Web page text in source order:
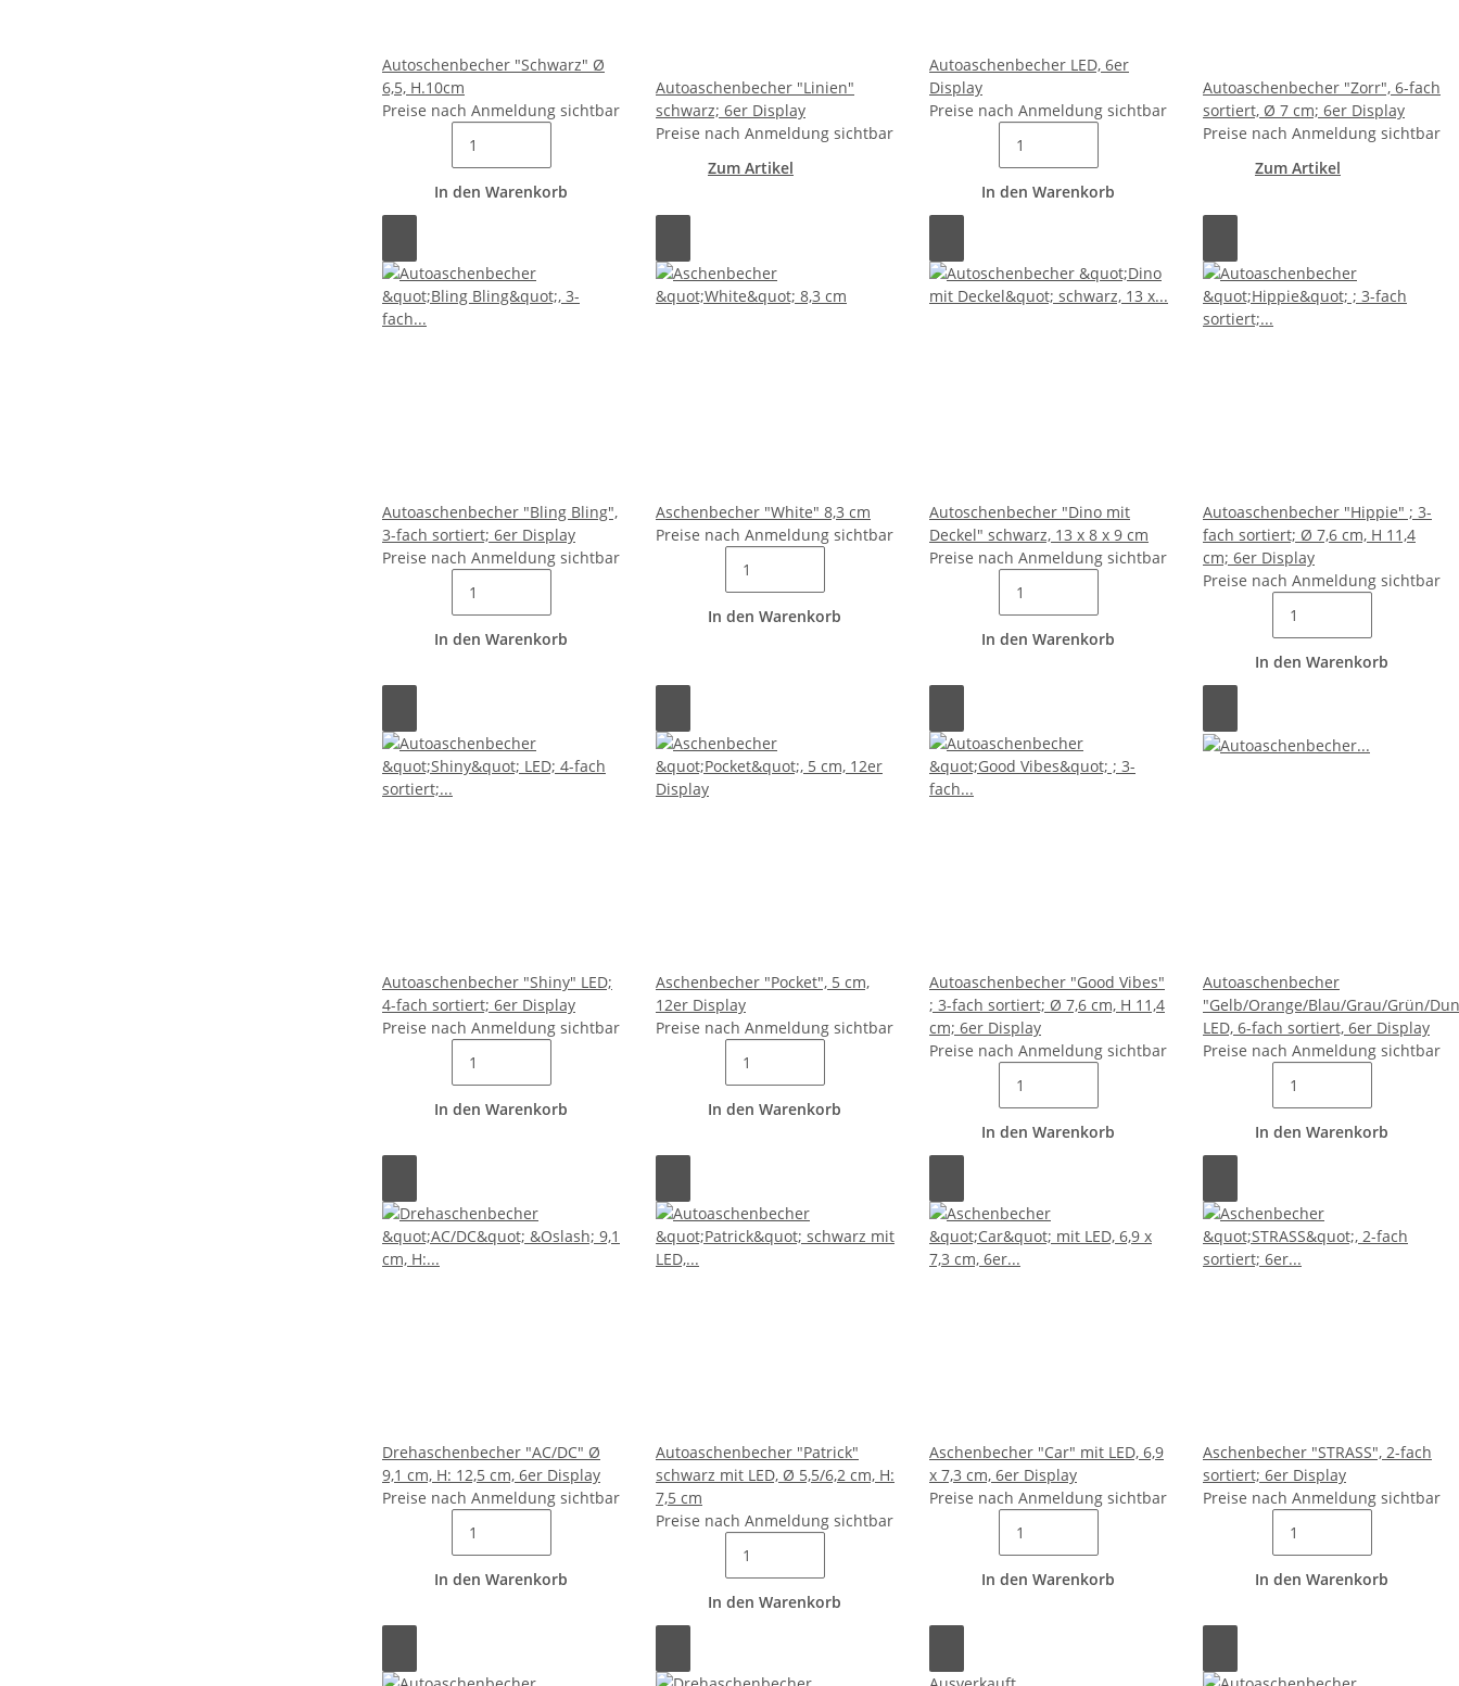
Autoschenbecher "Schwarz" Ø
6,5, H.10cm
Preise nach Anmeldung sichtbar
In den Warenkorb
Autoaschenbecher "Linien"
schwarz; 6er Display
Preise nach Anmeldung sichtbar
Zum Artikel
Autoaschenbecher LED, 6er
Display
Preise nach Anmeldung sichtbar
In den Warenkorb
Autoaschenbecher "Zorr", 6-fach
sortiert, Ø 7 cm; 6er Display
Preise nach Anmeldung sichtbar
Zum Artikel
Autoaschenbecher "Bling Bling",
3-fach sortiert; 6er Display
Preise nach Anmeldung sichtbar
In den Warenkorb
Aschenbecher "White" 8,3 cm
Preise nach Anmeldung sichtbar
In den Warenkorb
Autoschenbecher "Dino mit
Deckel" schwarz, 13 x 8 x 9 cm
Preise nach Anmeldung sichtbar
In den Warenkorb
Autoaschenbecher "Hippie" ; 3-
fach sortiert; Ø 7,6 cm, H 11,4
cm; 6er Display
Preise nach Anmeldung sichtbar
In den Warenkorb
Autoaschenbecher "Shiny" LED;
4-fach sortiert; 6er Display
Preise nach Anmeldung sichtbar
In den Warenkorb
Aschenbecher "Pocket", 5 cm,
12er Display
Preise nach Anmeldung sichtbar
In den Warenkorb
Autoaschenbecher "Good Vibes"
; 3-fach sortiert; Ø 7,6 cm, H 11,4
cm; 6er Display
Preise nach Anmeldung sichtbar
In den Warenkorb
Autoaschenbecher
"Gelb/Orange/Blau/Grau/Grün/
LED, 6-fach sortiert, 6er Display
Preise nach Anmeldung sichtbar
In den Warenkorb
Drehaschenbecher "AC/DC" Ø
9,1 cm, H: 12,5 cm, 6er Display
Preise nach Anmeldung sichtbar
In den Warenkorb
Autoaschenbecher "Patrick"
schwarz mit LED, Ø 5,5/6,2 cm, H:
7,5 cm
Preise nach Anmeldung sichtbar
In den Warenkorb
Aschenbecher "Car" mit LED, 6,9
x 7,3 cm, 6er Display
Preise nach Anmeldung sichtbar
In den Warenkorb
Aschenbecher "STRASS", 2-fach
sortiert; 6er Display
Preise nach Anmeldung sichtbar
In den Warenkorb